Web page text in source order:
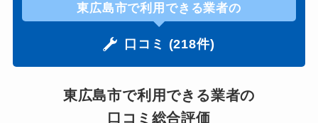
東広島市で利用できる業者の
口コミ (218件)
東広島市で利用できる業者の
口コミ総合評価